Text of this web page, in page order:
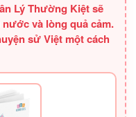
Lý Thường Kiệt sẽ
và lòng quả cảm.
sử Việt một cách